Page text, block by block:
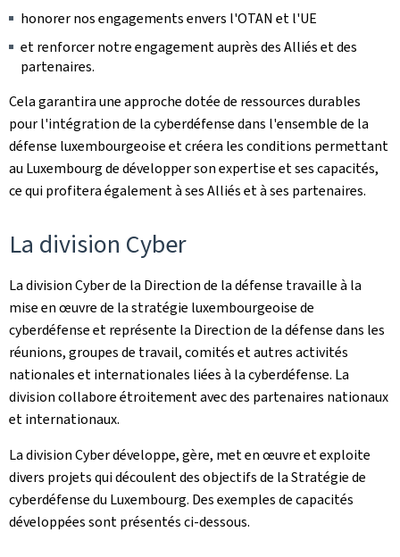
honorer nos engagements envers l'OTAN et l'UE
et renforcer notre engagement auprès des Alliés et des
partenaires.
Cela garantira une approche dotée de ressources durables
pour l'intégration de la cyberdéfense dans l'ensemble de la
défense luxembourgeoise et créera les conditions permettant
au Luxembourg de développer son expertise et ses capacités,
ce qui profitera également à ses Alliés et à ses partenaires.
La division Cyber
La division Cyber de la Direction de la défense travaille à la
mise en œuvre de la stratégie luxembourgeoise de
cyberdéfense et représente la Direction de la défense dans les
réunions, groupes de travail, comités et autres activités
nationales et internationales liées à la cyberdéfense. La
division collabore étroitement avec des partenaires nationaux
et internationaux.
La division Cyber développe, gère, met en œuvre et exploite
divers projets qui découlent des objectifs de la Stratégie de
cyberdéfense du Luxembourg. Des exemples de capacités
développées sont présentés ci-dessous.